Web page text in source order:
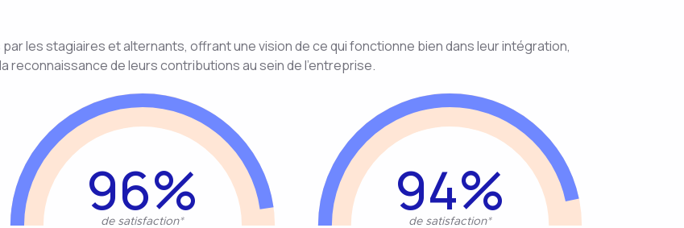
les stagiaires et alternants, offrant une vision de ce qui fonctionne bien dans leur intégration,
reconnaissance de leurs contributions au sein de l’entreprise.
96%
de satisfaction*
94%
de satisfaction*